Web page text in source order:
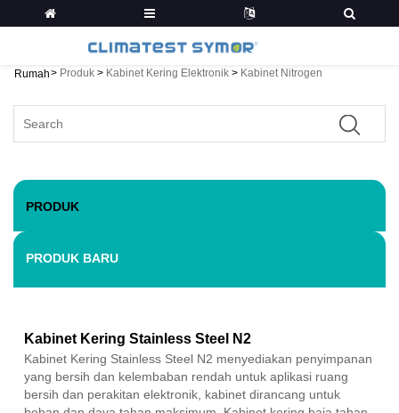
Rumah> Produk > Kabinet Kering Elektronik > Kabinet Nitrogen
PRODUK
PRODUK BARU
Kabinet Kering Stainless Steel N2
Kabinet Kering Stainless Steel N2 menyediakan penyimpanan
yang bersih dan kelembaban rendah untuk aplikasi ruang
bersih dan perakitan elektronik, kabinet dirancang untuk